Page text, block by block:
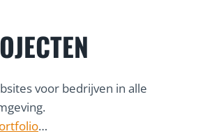
voor bedrijven in alle
…